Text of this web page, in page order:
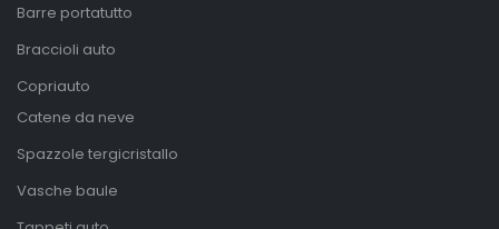
Barre portatutto
Braccioli auto
Copriauto
Catene da neve
Spazzole tergicristallo
Vasche baule